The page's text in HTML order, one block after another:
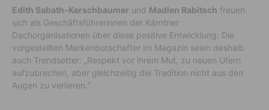
Edith Sabath-Kerschbaumer und Madlen Rabitsch freuen
sich als Geschäftsführerinnen der Kärntner
Dachorganisationen über diese positive Entwicklung. Die
vorgestellten Markenbotschafter im Magazin seien deshalb
auch Trendsetter: „Respekt vor ihrem Mut, zu neuen Ufern
aufzubrechen, aber gleichzeitig die Tradition nicht aus den
Augen zu verlieren.“